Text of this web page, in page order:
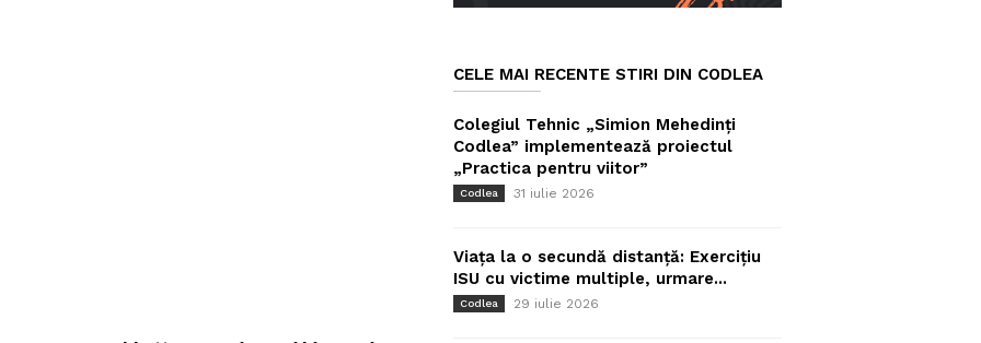
CELE MAI RECENTE STIRI DIN CODLEA
Colegiul Tehnic „Simion Mehedinți
Codlea” implementează proiectul
„Practica pentru viitor”
Codlea 31 iulie 2026
Viața la o secundă distanță: Exercițiu
ISU cu victime multiple, urmare...
Codlea 29 iulie 2026